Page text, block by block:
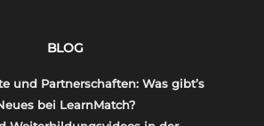
BLOG
und Partnerschaften: Was gibt’s
bei LearnMatch?